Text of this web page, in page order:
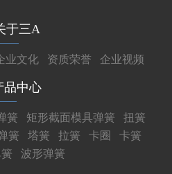
于三A
业文化 资质荣誉 企业视频
品中心
簧 矩形截面模具弹簧
扭簧
簧 塔簧 拉簧 卡圈
卡簧
波形弹簧